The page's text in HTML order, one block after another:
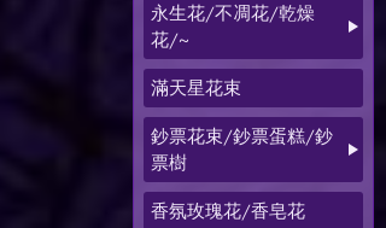
永生花/不凋花/乾燥
花/~
滿天星花束
鈔票花束/鈔票蛋糕/鈔
票樹
香氛玫瑰花/香皂花